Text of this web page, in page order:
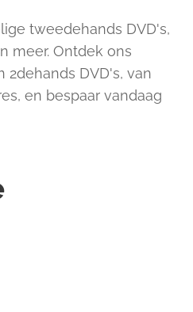
tweedehands DVD's,
meer. Ontdek ons
2dehands DVD's, van
en bespaar vandaag